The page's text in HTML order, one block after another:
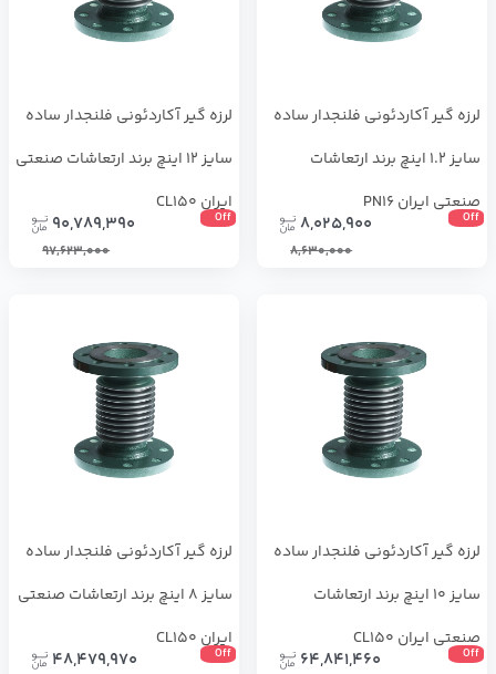
لرزه گیر آکاردئونی فلنجدار ساده
سایز 1.2 اینچ برند ارتعاشات
صنعتی ایران PN16
Off
8,025,900
8,630,000
لرزه گیر آکاردئونی فلنجدار ساده
سایز 12 اینچ برند ارتعاشات صنعتی
ایران CL150
Off
90,789,390
97,623,000
لرزه گیر آکاردئونی فلنجدار ساده
سایز 10 اینچ برند ارتعاشات
صنعتی ایران CL150
Off
64,841,460
لرزه گیر آکاردئونی فلنجدار ساده
سایز 8 اینچ برند ارتعاشات صنعتی
ایران CL150
Off
48,479,970